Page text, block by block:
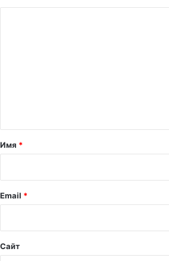
а
й
Имя *
Email *
Сайт